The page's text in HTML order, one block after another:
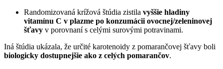
Randomizovaná krížová štúdia zistila vyššie hladiny
vitamínu C v plazme po konzumácii ovocnej/zeleninovej
šťavy v porovnaní s celými surovými potravinami.
Iná štúdia ukázala, že určité karotenoidy z pomarančovej šťavy boli
biologicky dostupnejšie ako z celých pomarančov.